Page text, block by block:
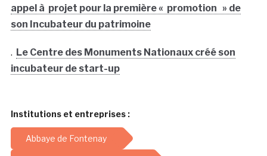
appel à projet pour la première « promotion » de
son Incubateur du patrimoine
. Le Centre des Monuments Nationaux créé son
incubateur de start-up
Institutions et entreprises :
Abbaye de Fontenay